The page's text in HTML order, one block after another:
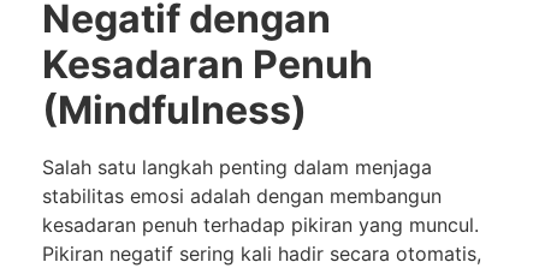
Negatif dengan
Kesadaran Penuh
(Mindfulness)
Salah satu langkah penting dalam menjaga
stabilitas emosi adalah dengan membangun
kesadaran penuh terhadap pikiran yang muncul.
Pikiran negatif sering kali hadir secara otomatis,